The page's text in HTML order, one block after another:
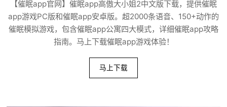
【催眠app官网】催眠app高傲大小姐2中文版下载，提供催眠
app游戏PC版和催眠app安卓版。超2000条语音、150+动作的
催眠模拟游戏，包含催眠app公寓四大模式，详细催眠app攻略
指南。马上下载催眠app游戏体验！
马上下载